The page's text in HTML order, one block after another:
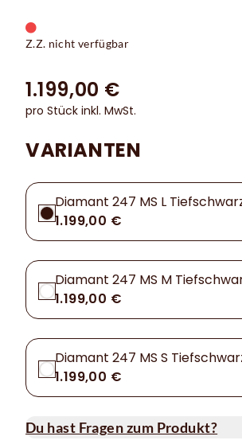
Z.Z. nicht verfügbar
1.199,00 €
pro Stück inkl. MwSt.
VARIANTEN
Diamant 247 MS L
1.199,00 €
Diamant 247 MS M
1.199,00 €
Diamant 247 MS S
1.199,00 €
Du hast Fragen zum Produkt?